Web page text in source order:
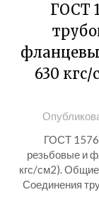
ГОСТ
630
ГОСТ
резьбовые и
кгс/см2).
Соединения